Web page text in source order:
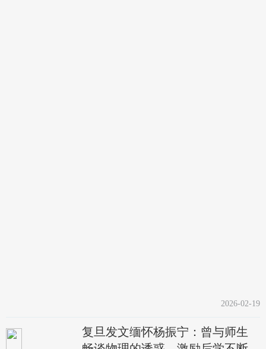
2026-02-19
复旦发文缅怀杨振宁：曾与师生